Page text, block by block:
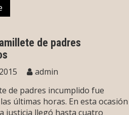
de padres
admin
de padres incumplido fue
últimas horas. En esta ocasión
justicia llegó hasta cuatro